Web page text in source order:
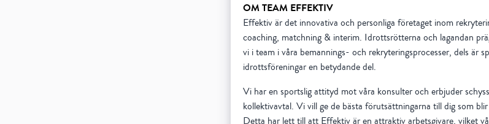
OM TEAM EFFEKTIV
Effektiv är det innovativa och personliga företaget inom
coaching, matchning & interim. Idrottsrötterna och lagandan
vi i team i våra bemannings- och rekryteringsprocesser, dels är
idrottsföreningar en betydande del.
Vi har en sportslig attityd mot våra konsulter och erbjuder
kollektivavtal. Vi vill ge de bästa förutsättningarna till dig som
Detta har lett till att Effektiv är en attraktiv arbetsgivare, vilket